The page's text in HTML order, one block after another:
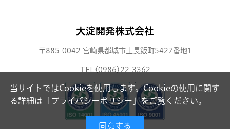
当サイトではCookieを使用します。Cookieの使用に関す
る詳細は「プライバシーポリシー 」をご覧ください。
同意する
大淀開発株式会社
〒885-0042 宮崎県都城市上長飯町5427番地1
TEL(0986)22-3362